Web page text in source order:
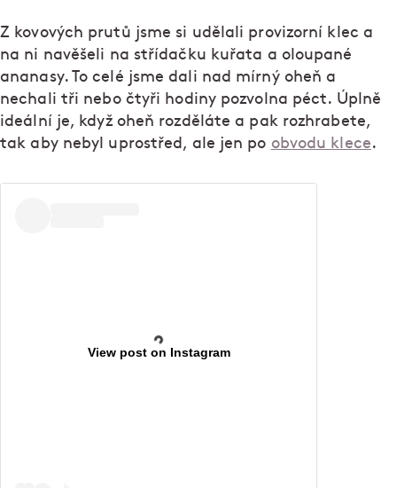
Z kovových prutů jsme si udělali provizorní klec a
na ni navěšeli na střídačku kuřata a oloupané
ananasy. To celé jsme dali nad mírný oheň a
nechali tři nebo čtyři hodiny pozvolna péct. Úplně
ideální je, když oheň rozděláte a pak rozhrabete,
tak aby nebyl uprostřed, ale jen po obvodu klece.
View post on Instagram